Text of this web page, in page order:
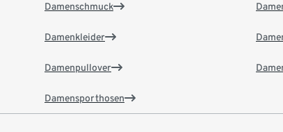
Damenschmuck
Damenkleider
Damenpullover
Damensporthosen